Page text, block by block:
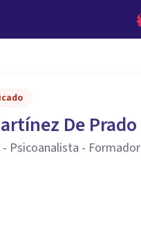
De Prado
Psicoanalista - Formador